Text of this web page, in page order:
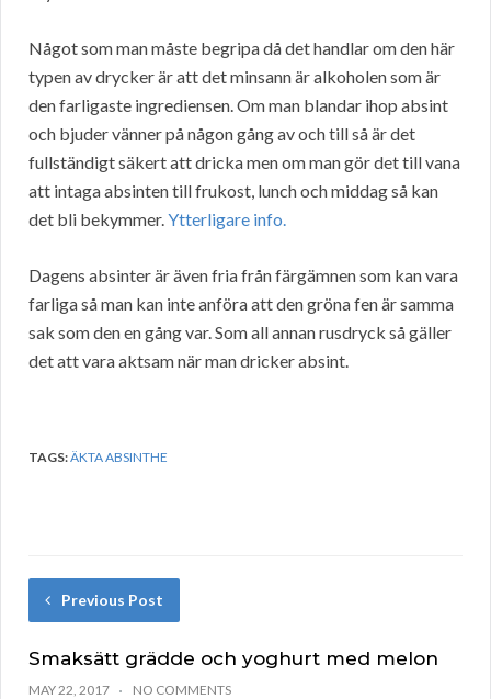
Något som man måste begripa då det handlar om den här
typen av drycker är att det minsann är alkoholen som är
den farligaste ingrediensen. Om man blandar ihop absint
och bjuder vänner på någon gång av och till så är det
fullständigt säkert att dricka men om man gör det till vana
att intaga absinten till frukost, lunch och middag så kan
det bli bekymmer. Ytterligare info.
Dagens absinter är även fria från färgämnen som kan vara
farliga så man kan inte anföra att den gröna fen är samma
sak som den en gång var. Som all annan rusdryck så gäller
det att vara aktsam när man dricker absint.
TAGS:ÄKTA ABSINTHE
Previous Post
Smaksätt grädde och yoghurt med melon
MAY 22, 2017 NO COMMENTS